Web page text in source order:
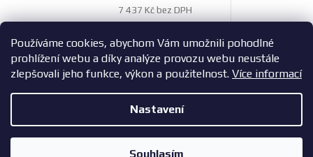
Používáme cookies, abychom Vám umožnili pohodlné
prohlížení webu a díky analýze provozu webu neustále
zlepšovali jeho funkce, výkon a použitelnost. Více informací
Nastavení
Souhlasím
7 437 Kč bez DPH
8 999 Kč
O
v
l
3položek celkem
Copyright 2026ZavodniAuta.cz. Všechna práva vyhrazena.|
Zásady ochrany osobních údajů